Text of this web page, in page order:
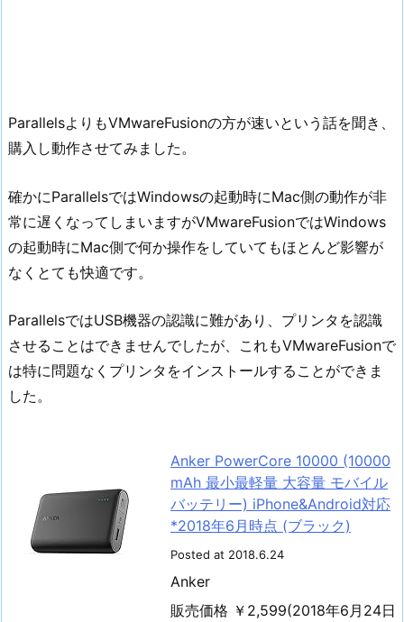
ParallelsよりもVMwareFusionの方が速いという話を聞き、
購入し動作させてみました。
確かにParallelsではWindowsの起動時にMac側の動作が非
常に遅くなってしまいますがVMwareFusionではWindows
の起動時にMac側で何か操作をしていてもほとんど影響が
なくとても快適です。
ParallelsではUSB機器の認識に難があり、プリンタを認識
させることはできませんでしたが、これもVMwareFusionで
は特に問題なくプリンタをインストールすることができま
した。
Anker PowerCore 10000 (10000
mAh 最小最軽量 大容量 モバイル
バッテリー) iPhone&Android対応
*2018年6月時点 (ブラック)
Posted at 2018.6.24
Anker
販売価格 ￥2,599(2018年6月24日